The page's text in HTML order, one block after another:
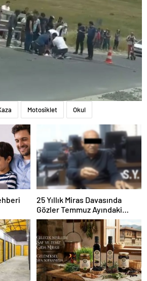
Motosiklet Okul
25 Yıllık Miras Davasında
Gözler Temmuz Ayındaki
Karar Duruşmasına Çevrildi